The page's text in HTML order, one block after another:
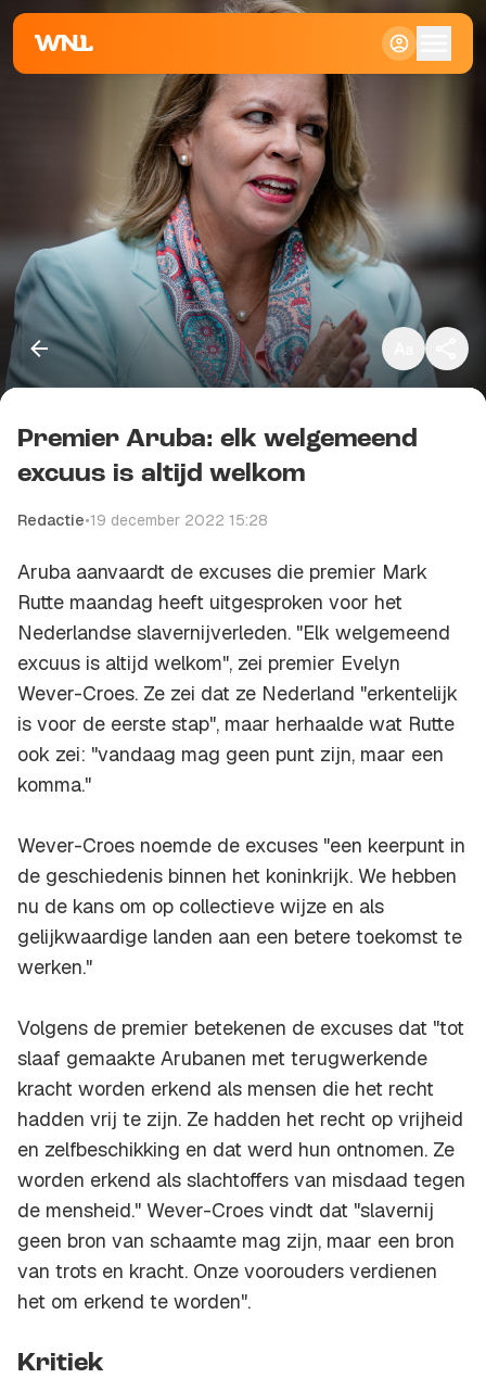
Klein
Standaard
Groot
Kopieer link
Premier Aruba: elk welgemeend
excuus is altijd welkom
Redactie•19 december 2022 15:28
Aruba aanvaardt de excuses die premier Mark
Rutte maandag heeft uitgesproken voor het
Nederlandse slavernijverleden. "Elk welgemeend
excuus is altijd welkom", zei premier Evelyn
Wever-Croes. Ze zei dat ze Nederland "erkentelijk
is voor de eerste stap", maar herhaalde wat Rutte
ook zei: "vandaag mag geen punt zijn, maar een
komma."
Wever-Croes noemde de excuses "een keerpunt in
de geschiedenis binnen het koninkrijk. We hebben
nu de kans om op collectieve wijze en als
gelijkwaardige landen aan een betere toekomst te
werken."
Volgens de premier betekenen de excuses dat "tot
slaaf gemaakte Arubanen met terugwerkende
kracht worden erkend als mensen die het recht
hadden vrij te zijn. Ze hadden het recht op vrijheid
en zelfbeschikking en dat werd hun ontnomen. Ze
worden erkend als slachtoffers van misdaad tegen
de mensheid." Wever-Croes vindt dat "slavernij
geen bron van schaamte mag zijn, maar een bron
van trots en kracht. Onze voorouders verdienen
het om erkend te worden".
Kritiek